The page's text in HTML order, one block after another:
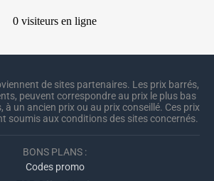
de sites partenaires. Les prix barrés,
peuvent correspondre au prix le plus bas
à un ancien prix ou au prix conseillé. Ces prix
soumis aux conditions des sites concernés.
BONS PLANS :
Codes promo